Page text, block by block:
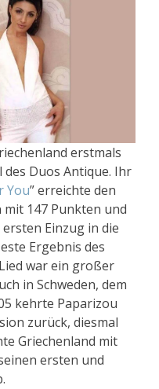
erstmals
des Duos Antique. Ihr
You” erreichte den
147 Punkten und
Einzug in die
Ergebnis des
war ein großer
in Schweden, dem
kehrte Paparizou
zurück, diesmal
Griechenland mit
ersten und